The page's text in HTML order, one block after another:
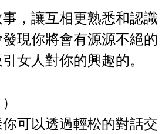
，讓互相更熟悉和認識
現你將會有源源不絕的
女人對你的興趣的。
可以透過輕松的對話交